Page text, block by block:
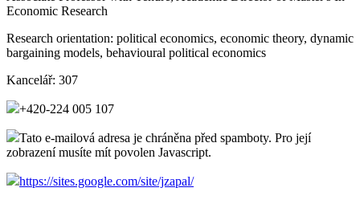
Economic Research
Research orientation: political economics, economic theory, dynamic
bargaining models, behavioural political economics
Kancelář: 307
+420-224 005 107
Tato e-mailová adresa je chráněna před spamboty. Pro její
zobrazení musíte mít povolen Javascript.
https://sites.google.com/site/jzapal/